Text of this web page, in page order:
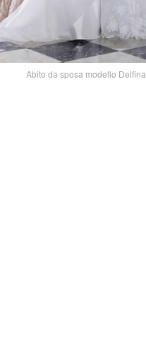
Abito da sposa modello Delfina